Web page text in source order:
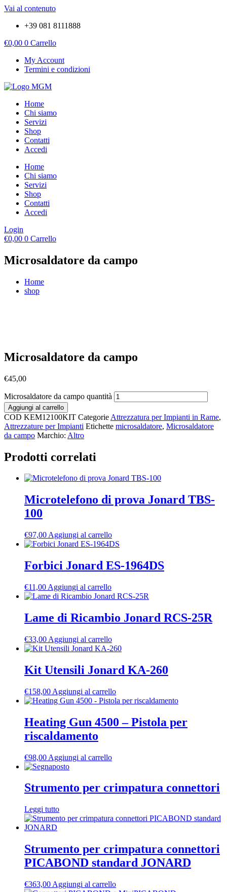
Vai al contenuto
+39 081 8111888
€0,00 0 Carrello
My Account
Termini e condizioni
Home
Chi siamo
Servizi
Shop
Contatti
Accedi
Home
Chi siamo
Servizi
Shop
Contatti
Accedi
Login
€0,00 0 Carrello
Microsaldatore da campo
Home
shop
Microsaldatore da campo
€45,00
Microsaldatore da campo quantità
Aggiungi al carrello
COD KEM12100KIT Categorie Attrezzatura per Impianti in Rame,
Attrezzature per Impianti Etichette microsaldatore, Microsaldatore
da campo Marchio: Altro
Prodotti correlati
Microtelefono di prova Jonard TBS-
100
€97,00 Aggiungi al carrello
Forbici Jonard ES-1964DS
€11,00 Aggiungi al carrello
Lame di Ricambio Jonard RCS-25R
€33,00 Aggiungi al carrello
Kit Utensili Jonard KA-260
€158,00 Aggiungi al carrello
Heating Gun 4500 – Pistola per
riscaldamento
€98,00 Aggiungi al carrello
Strumento per crimpatura connettori
Leggi tutto
Strumento per crimpatura connettori
PICABOND standard JONARD
€363,00 Aggiungi al carrello